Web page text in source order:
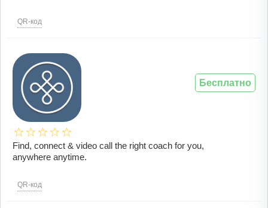
QR-код
Find, connect & video call the right coach for you,
anywhere anytime.
QR-код
Бесплатно